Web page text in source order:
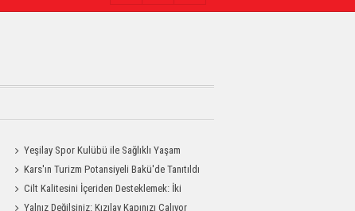
Yeşilay Spor Kulübü ile Sağlıklı Yaşam
Mesajı Sahaya Taşındı
Kars'ın Turizm Potansiyeli Bakü'de Tanıtıldı
Cilt Kalitesini İçeriden Desteklemek: İki
Enjeksiyon Uygulamasının Karşılaştırması
Yalnız Değilsiniz: Kızılay Kapınızı Çalıyor